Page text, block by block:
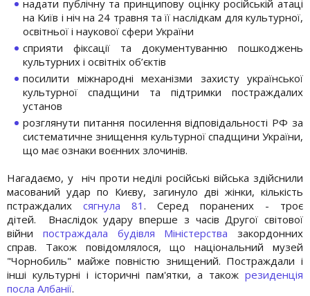
надати публічну та принципову оцінку російській атаці
на Київ і ніч на 24 травня та її наслідкам для культурної,
освітньої і наукової сфери України
сприяти фіксації та документуванню пошкоджень
культурних і освітніх об’єктів
посилити міжнародні механізми захисту української
культурної спадщини та підтримки постраждалих
установ
розглянути питання посилення відповідальності РФ за
систематичне знищення культурної спадщини України,
що має ознаки воєнних злочинів.
Нагадаємо, у ніч проти неділі російські війська здійснили
масований удар по Києву, загинуло дві жінки, кількість
пстраждалих сягнула 81 . Серед поранених - троє
дітей. Внаслідок удару вперше з часів Другої світової
війни постраждала будівля Міністерства закордонних
справ. Також повідомлялося, що національний музей
"Чорнобиль" майже повністю знищений. Постраждали і
інші культурні і історичні пам'ятки, а також резиденція
посла Албанії.